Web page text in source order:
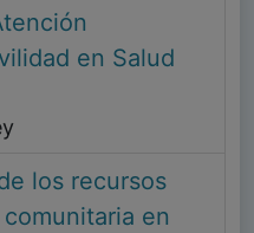
en Salud
los recursos
en